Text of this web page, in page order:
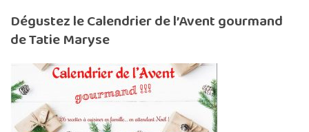
Dégustez le Calendrier de l’Avent gourmand
de Tatie Maryse